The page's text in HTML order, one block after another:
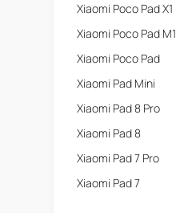
Xiaomi Poco Pad X1
Xiaomi Poco Pad M1
Xiaomi Poco Pad
Xiaomi Pad Mini
Xiaomi Pad 8 Pro
Xiaomi Pad 8
Xiaomi Pad 7 Pro
Xiaomi Pad 7